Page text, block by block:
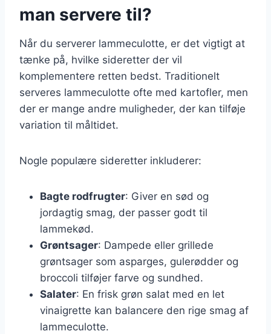
man servere til?
Når du serverer lammeculotte, er det vigtigt at
tænke på, hvilke sideretter der vil
komplementere retten bedst. Traditionelt
serveres lammeculotte ofte med kartofler, men
der er mange andre muligheder, der kan tilføje
variation til måltidet.
Nogle populære sideretter inkluderer:
Bagte rodfrugter: Giver en sød og
jordagtig smag, der passer godt til
lammekød.
Grøntsager: Dampede eller grillede
grøntsager som asparges, gulerødder og
broccoli tilføjer farve og sundhed.
Salater: En frisk grøn salat med en let
vinaigrette kan balancere den rige smag af
lammeculotte.